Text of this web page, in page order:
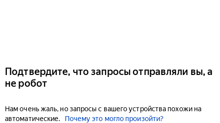
Подтвердите, что запросы отправляли вы, а
не робот
Нам очень жаль, но запросы с вашего устройства похожи на
автоматические.
Почему это могло произойти?